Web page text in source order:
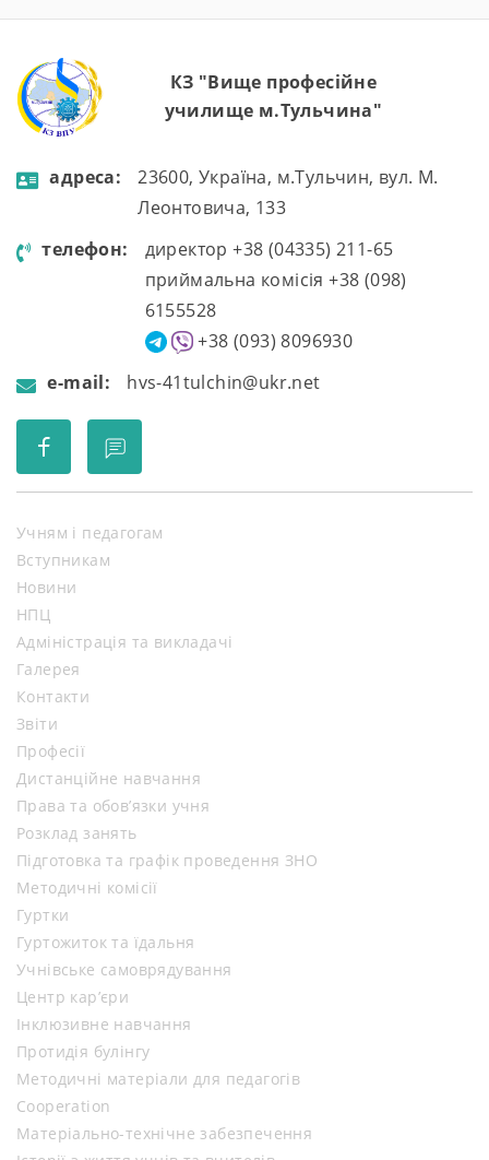
зіткнутися, […]
КЗ "Вище професійне
училище м.Тульчина"
aдресa:
23600, Україна, м.Тульчин, вул. М.
Леонтовича, 133
телефон:
директор +38 (04335) 211-65
приймальна комісія +38 (098)
6155528
+38 (093) 8096930
e-mail:
hvs-41tulchin@ukr.net
Учням і педагогам
Вступникам
Новини
НПЦ
Адміністрація та викладачі
Галерея
Контакти
Звіти
Професії
Дистанційне навчання
Права та обов’язки учня
Розклад занять
Підготовка та графік проведення ЗНО
Методичні комісії
Гуртки
Гуртожиток та їдальня
Учнівське самоврядування
Центр кар’єри
Інклюзивне навчання
Протидія булінгу
Методичні матеріали для педагогів
Cooperation
Матеріально-технічне забезпечення